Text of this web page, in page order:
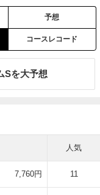
予想
コースレコード
Sを大予想
人気
7,760円 11